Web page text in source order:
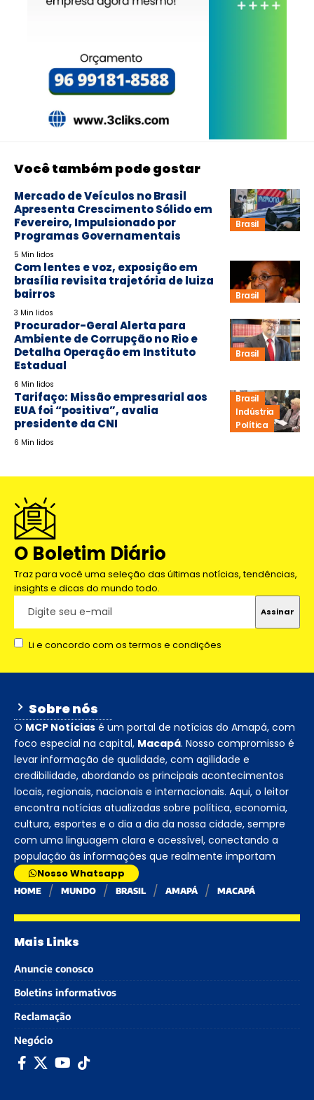
Você também pode gostar
Brasil
Mercado de Veículos no Brasil
Apresenta Crescimento Sólido em
Fevereiro, Impulsionado por
Programas Governamentais
5 Min lidos
Brasil
Com lentes e voz, exposição em
brasília revisita trajetória de luiza
bairros
3 Min lidos
Brasil
Procurador-Geral Alerta para
Ambiente de Corrupção no Rio e
Detalha Operação em Instituto
Estadual
6 Min lidos
Brasil
Indústria
Política
Tarifaço: Missão empresarial aos
EUA foi “positiva”, avalia
presidente da CNI
6 Min lidos
O Boletim Diário
Traz para você uma seleção das últimas notícias, tendências,
insights e dicas do mundo todo.
Li e concordo com os termos e condições
Sobre nós
O MCP Notícias é um portal de notícias do Amapá, com
foco especial na capital, Macapá. Nosso compromisso é
levar informação de qualidade, com agilidade e
credibilidade, abordando os principais acontecimentos
locais, regionais, nacionais e internacionais. Aqui, o leitor
encontra notícias atualizadas sobre política, economia,
cultura, esportes e o dia a dia da nossa cidade, sempre
com uma linguagem clara e acessível, conectando a
população às informações que realmente importam
Nosso Whatsapp
HOME MUNDO BRASIL AMAPÁ MACAPÁ
Mais Links
Anuncie conosco
Boletins informativos
Reclamação
Negócio